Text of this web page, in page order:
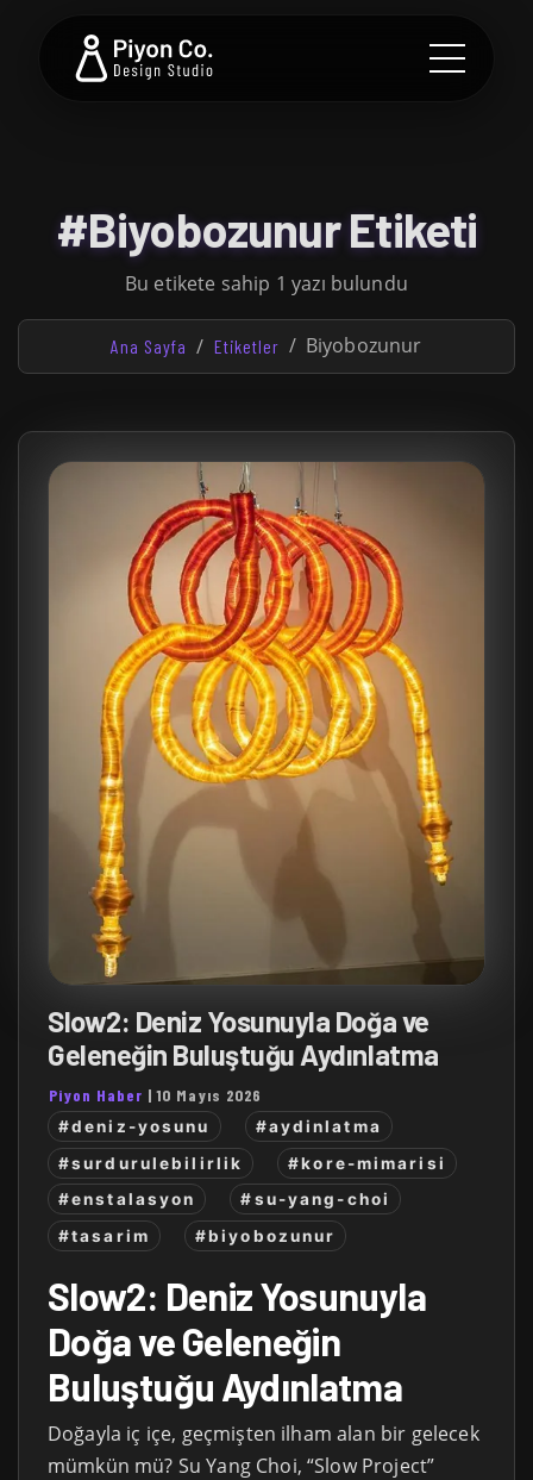
#Biyobozunur Etiketi
Bu etikete sahip 1 yazı bulundu
Ana Sayfa Etiketler Biyobozunur
Slow2: Deniz Yosunuyla Doğa ve
Geleneğin Buluştuğu Aydınlatma
Piyon Haber |10 Mayıs 2026
#deniz-yosunu
#aydinlatma
#surdurulebilirlik
#kore-mimarisi
#enstalasyon
#su-yang-choi
#tasarim
#biyobozunur
Slow2: Deniz Yosunuyla
Doğa ve Geleneğin
Buluştuğu Aydınlatma
Doğayla iç içe, geçmişten ilham alan bir gelecek
mümkün mü? Su Yang Choi, “Slow Project”